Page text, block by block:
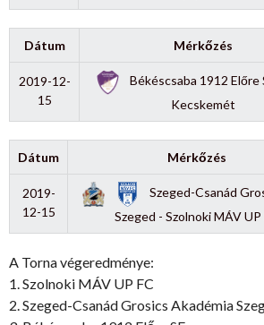
Dátum Mérkőzés
2019-12-
15
Békéscsaba 1912 Előre
Kecskemét
Dátum Mérkőzés
2019-
12-15
Szeged-Csanád
Szeged - Szolnoki MÁV UP
A Torna végeredménye:
1. Szolnoki MÁV UP FC
2. Szeged-Csanád Grosics Akadémia